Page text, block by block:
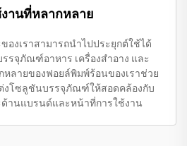
านที่หลากหลาย
องเราสามารถนำไปประยุกต์ใช้ได้
รรจุภัณฑ์อาหาร เครื่องสำอาง และ
ลายของฟอยล์พิมพ์ร้อนของเราช่วย
งโซลูชันบรรจุภัณฑ์ให้สอดคล้องกับ
ด้านแบรนด์และหน้าที่การใช้งาน